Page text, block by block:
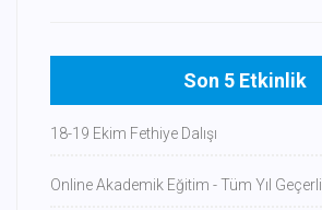
Son 5 Etkinlik
18-19 Ekim Fethiye Dalışı
Online Akademik Eğitim - Tüm Yıl Geçerli